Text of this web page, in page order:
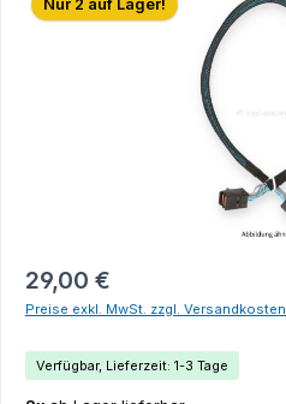
Nur 2 auf Lager!
29,00 €
Preise exkl. MwSt. zzgl. Versandkosten
Verfügbar, Lieferzeit: 1-3 Tage